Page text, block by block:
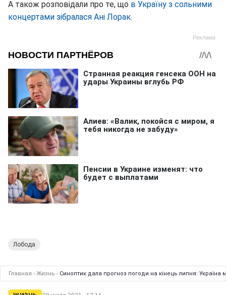
А також розповідали про те, що в Україну з сольними
концертами зібралася Ані Лорак.
Лобода
Главная › Жизнь › Синоптик дала прогноз погоди на кінець липня: